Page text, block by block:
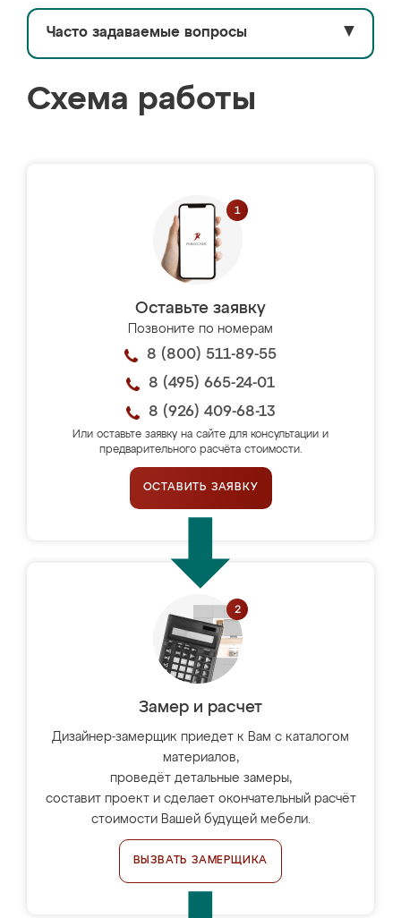
Часто задаваемые вопросы ▼
Схема работы
Оставьте заявку
Позвоните по номерам
8 (800) 511-89-55
8 (495) 665-24-01
8 (926) 409-68-13
Или оставьте заявку на сайте для консультации и
предварительного расчёта стоимости.
ОСТАВИТЬ ЗАЯВКУ
Замер и расчет
Дизайнер-замерщик приедет к Вам с каталогом
материалов,
проведёт детальные замеры,
составит проект и сделает окончательный расчёт
стоимости Вашей будущей мебели.
ВЫЗВАТЬ ЗАМЕРЩИКА